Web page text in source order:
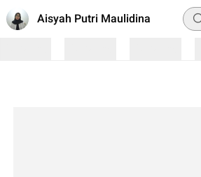
Aisyah Putri Maulidina